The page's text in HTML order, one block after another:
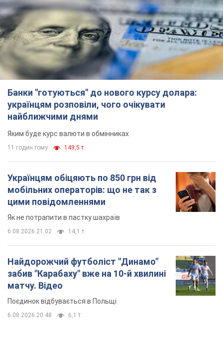
українцям розповіли, чого очікувати
найближчими днями
Яким буде курс валюти в обмінниках
11 годин тому 149,5 т.
Українцям обіцяють по 850 грн від
мобільних операторів: що не так з
цими повідомленнями
Як не потрапити в пастку шахраїв
6.08.2026 21:02 14,1 т.
Найдорожчий футболіст "Динамо"
забив "Карабаху" вже на 10-й хвилині
матчу. Відео
Поєдинок відбувається в Польщі
6.08.2026 20:48 6,1 т.